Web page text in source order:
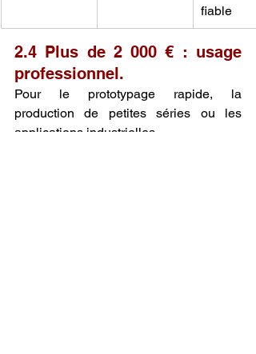
fiable
2.4 Plus de 2 000 € : usage
professionnel.
Pour le prototypage rapide, la
production de petites séries ou les
applications industrielles.